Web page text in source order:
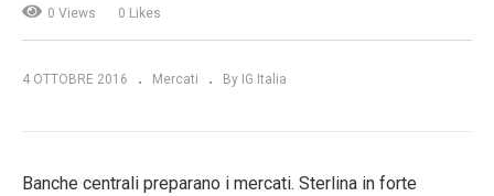
0 Views 0 Likes
4 OTTOBRE 2016 Mercati By IG Italia
Banche centrali preparano i mercati. Sterlina in forte